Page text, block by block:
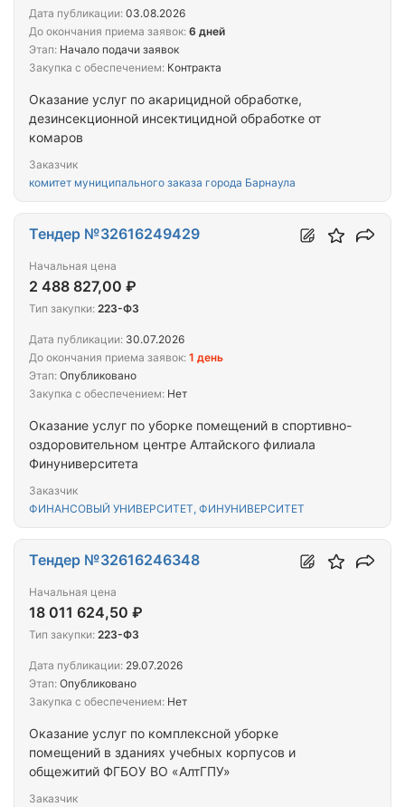
Оказание услуг по акарицидной обработке,
дезинсекционной инсектицидной обработке от
комаров
Заказчик
комитет муниципального заказа города Барнаула
Дата публикации: 03.08.2026
До окончания приема заявок: 6 дней
Этап: Начало подачи заявок
Закупка с обеспечением: Контракта
Оказание услуг по уборке помещений в спортивно-
оздоровительном центре Алтайского филиала
Финуниверситета
Заказчик
ФИНАНСОВЫЙ УНИВЕРСИТЕТ, ФИНУНИВЕРСИТЕТ
Тендер №32616249429
Начальная цена
2 488 827,00 ₽
Тип закупки: 223-ФЗ
Дата публикации: 30.07.2026
До окончания приема заявок: 1 день
Этап: Опубликовано
Закупка с обеспечением: Нет
Оказание услуг по комплексной уборке
помещений в зданиях учебных корпусов и
общежитий ФГБОУ ВО «АлтГПУ»
Заказчик
Тендер №32616246348
Начальная цена
18 011 624,50 ₽
Тип закупки: 223-ФЗ
Дата публикации: 29.07.2026
Этап: Опубликовано
Закупка с обеспечением: Нет